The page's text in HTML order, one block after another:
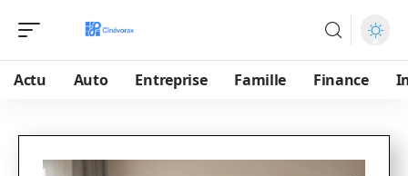
Actu Auto Entreprise Famille Finance